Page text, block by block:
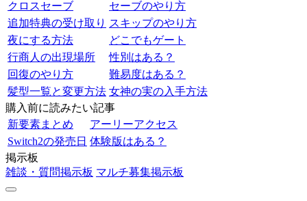
クロスセーブ
セーブのやり方
追加特典の受け取り スキップのやり方
夜にする方法
どこでもゲート
行商人の出現場所
性別はある？
回復のやり方
難易度はある？
髪型一覧と変更方法 女神の実の入手方法
購入前に読みたい記事
新要素まとめ
アーリーアクセス
Switch2の発売日 体験版はある？
掲示板
雑談・質問掲示板 マルチ募集掲示板